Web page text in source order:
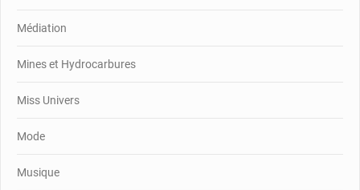
Médiation
Mines et Hydrocarbures
Miss Univers
Mode
Musique